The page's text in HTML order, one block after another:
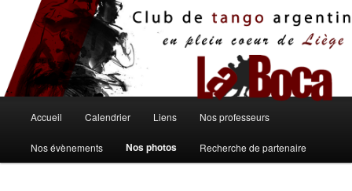
contenu
principal
principal
Accueil Calendrier Liens Nos professeurs
Nos évènements Nos photos Recherche de partenaire